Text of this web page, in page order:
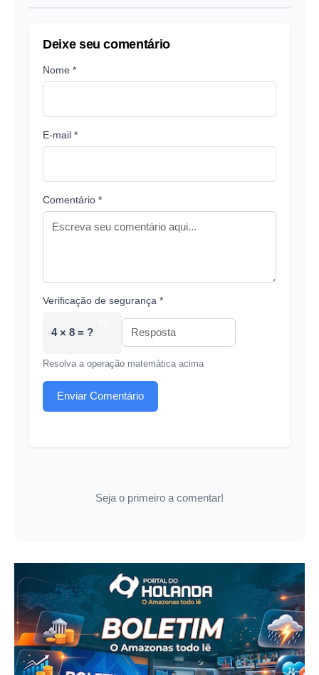
Deixe seu comentário
Nome *
E-mail *
Comentário *
Verificação de segurança *
4 × 8 = ?
Resolva a operação matemática acima
Enviar Comentário
Seja o primeiro a comentar!